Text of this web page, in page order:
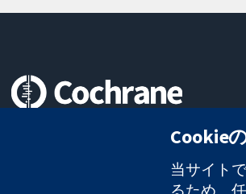
Cookie
当サイト
るため、